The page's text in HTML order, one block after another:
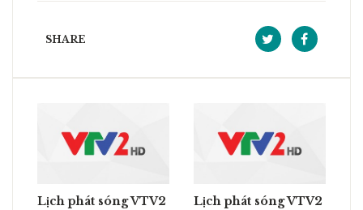
SHARE
Lịch phát sóng VTV2
Lịch phát sóng VTV2